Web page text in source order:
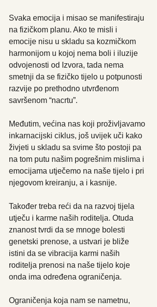
Svaka emocija i misao se manifestiraju
na fizičkom planu. Ako te misli i
emocije nisu u skladu sa kozmičkom
harmonijom u kojoj nema boli i iluzije
odvojenosti od Izvora, tada nema
smetnji da se fizičko tijelo u potpunosti
razvije po prethodno utvrđenom
savršenom “nacrtu”.
Međutim, većina nas koji proživljavamo
inkarnacijski ciklus, još uvijek uči kako
živjeti u skladu sa svime što postoji pa
na tom putu našim pogrešnim mislima i
emocijama utječemo na naše tijelo i pri
njegovom kreiranju, a i kasnije.
Također treba reći da na razvoj tijela
utječu i karme naših roditelja. Otuda
znanost tvrdi da se mnoge bolesti
genetski prenose, a ustvari je bliže
istini da se vibracija karmi naših
roditelja prenosi na naše tijelo koje
onda ima određena ograničenja.
Ograničenja koja nam se nametnu,